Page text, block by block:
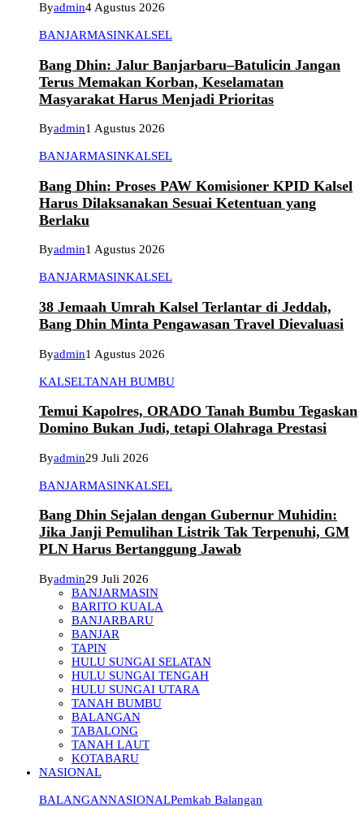
Byadmin4 Agustus 2026
BANJARMASINKALSEL
Bang Dhin: Jalur Banjarbaru–Batulicin Jangan
Terus Memakan Korban, Keselamatan
Masyarakat Harus Menjadi Prioritas
Byadmin1 Agustus 2026
BANJARMASINKALSEL
Bang Dhin: Proses PAW Komisioner KPID Kalsel
Harus Dilaksanakan Sesuai Ketentuan yang
Berlaku
Byadmin1 Agustus 2026
BANJARMASINKALSEL
38 Jemaah Umrah Kalsel Terlantar di Jeddah,
Bang Dhin Minta Pengawasan Travel Dievaluasi
Byadmin1 Agustus 2026
KALSELTANAH BUMBU
Temui Kapolres, ORADO Tanah Bumbu Tegaskan
Domino Bukan Judi, tetapi Olahraga Prestasi
Byadmin29 Juli 2026
BANJARMASINKALSEL
Bang Dhin Sejalan dengan Gubernur Muhidin:
Jika Janji Pemulihan Listrik Tak Terpenuhi, GM
PLN Harus Bertanggung Jawab
Byadmin29 Juli 2026
BANJARMASIN
BARITO KUALA
BANJARBARU
BANJAR
TAPIN
HULU SUNGAI SELATAN
HULU SUNGAI TENGAH
HULU SUNGAI UTARA
TANAH BUMBU
BALANGAN
TABALONG
TANAH LAUT
KOTABARU
NASIONAL
BALANGANNASIONALPemkab Balangan